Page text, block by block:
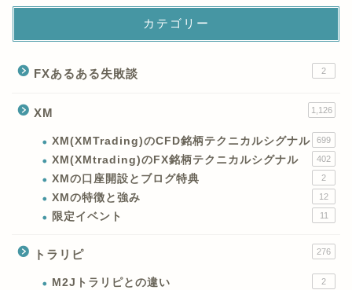
カテゴリー
FXあるある失敗談 2
XM 1,126
XM(XMTrading)のCFD銘柄テクニカルシグナル 699
XM(XMtrading)のFX銘柄テクニカルシグナル 402
XMの口座開設とブログ特典 2
XMの特徴と強み 12
限定イベント 11
トラリピ 276
M2Jトラリピとの違い 2